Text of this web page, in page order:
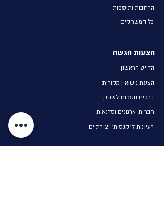
הרחבות ותוספות
כל המשחקים
הצעות הגשה
הדייט הראשון
הצעת נישואין מקורית
דרכים נוספות לשחק
חברות, ארגונים וסדנאות
רעיונות ל״קנסות״ יצירתיים